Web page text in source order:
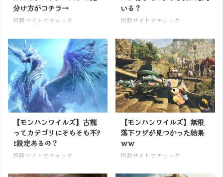
分け方がコチラ→
掲載サイトでチェック
いる？
掲載サイトでチェック
【モンハンワイルズ】古龍
ってカテゴリにそもそも不ﾀ
ﾋ設定あるの？
掲載サイトでチェック
【モンハンワイルズ】無限
落下ワザが見つかった結果
ｗｗ
掲載サイトでチェック